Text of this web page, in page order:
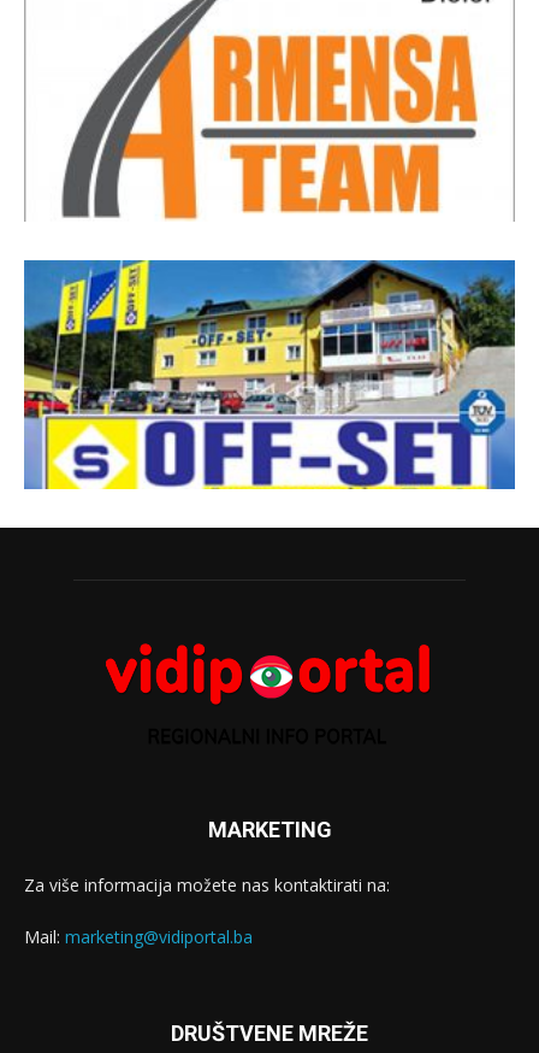
MARKETING
Za više informacija možete nas kontaktirati na:
Mail: marketing@vidiportal.ba
DRUŠTVENE MREŽE